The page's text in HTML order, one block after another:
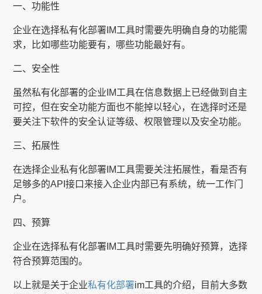
一、功能性
企业在选择私有化部署IM工具时需要先明确自身的功能需
求，比如哪些功能要有，哪些功能最好有。
二、安全性
虽然私有化部署的企业IM工具在信息数据上已经做到自主
可控，但在安全功能方面也不能掉以轻心，在选择时还是
要关注下软件的安全认证等级、权限管理以及安全功能。
三、拓展性
在选择企业私有化部署IM工具需要关注拓展性，看是否有
足够多的API接口来接入企业内部已有系统，统一工作门
户。
四、预算
企业在选择私有化部署IM工具时需要先明确好预算，选择
符合预算范围的。
以上就是关于企业私有化部署im工具的介绍，目前大多数